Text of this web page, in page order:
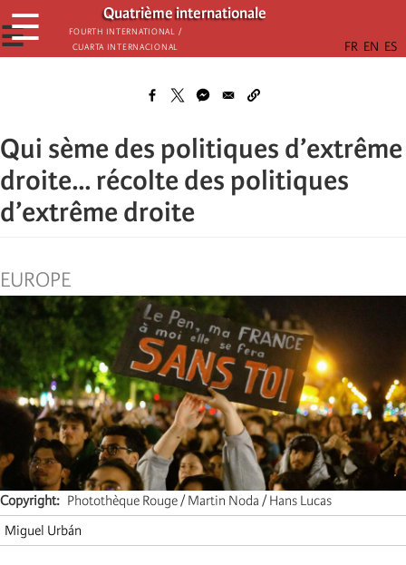
Passar
para
o
Quatrième internationale
Fourth International /
Cuarta Internacional
☰
☰
Qui sème des politiques d’extrême
droite... récolte des politiques
d’extrême droite
EUROPE
Copyright
Photothèque Rouge / Martin Noda / Hans Lucas
Miguel Urbán